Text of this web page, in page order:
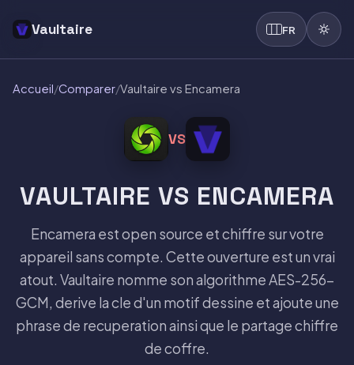
Vaultaire FR
Accueil/Comparer/Vaultaire vs Encamera
VS
VAULTAIRE VS ENCAMERA
Encamera est open source et chiffre sur votre
appareil sans compte. Cette ouverture est un vrai
atout. Vaultaire nomme son algorithme AES-256-
GCM, derive la cle d'un motif dessine et ajoute une
phrase de recuperation ainsi que le partage chiffre
de coffre.